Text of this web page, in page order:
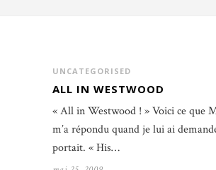
UNCATEGORISED
ALL IN WESTWOOD
« All in Westwood ! » Voici ce que
m’a répondu quand je lui ai
portait. « His…